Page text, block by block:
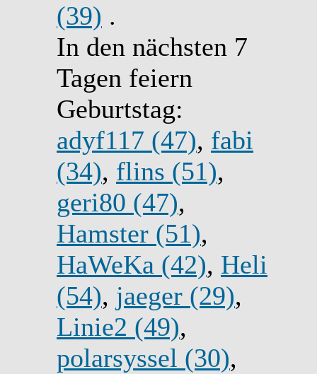
(39) .
In den nächsten 7
Tagen feiern
Geburtstag:
adyf117 (47), fabi
(34), flins (51),
geri80 (47),
Hamster (51),
HaWeKa (42), Heli
(54), jaeger (29),
Linie2 (49),
polarsyssel (30),